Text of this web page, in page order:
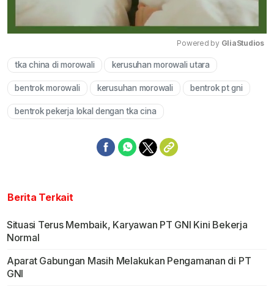
Powered by GliaStudios
tka china di morowali kerusuhan morowali utara
bentrok morowali kerusuhan morowali bentrok pt gni
bentrok pekerja lokal dengan tka cina
Berita Terkait
Situasi Terus Membaik, Karyawan PT GNI Kini Bekerja
Normal
Aparat Gabungan Masih Melakukan Pengamanan di PT
GNI